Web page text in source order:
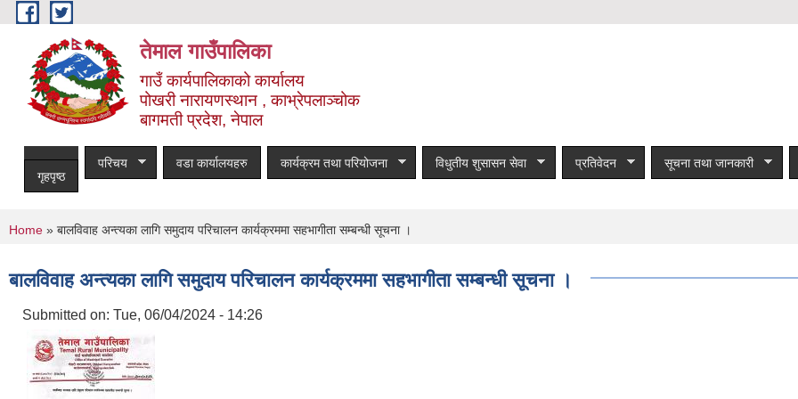
Skip to main content
तेमाल गाउँपालिका
गाउँ कार्यपालिकाको कार्यालय
पोखरी नारायणस्थान , काभ्रेपलाञ्चोक ‌‌‍‍‍‍‍‍
बागमती प्रदेश, नेपाल
गृहपृष्ठ
परिचय वडा कार्यालयहरु कार्यक्रम तथा परियोजना विधुतीय शुसासन सेवा प्रतिवेदन सूचना तथा जानकारी
You are here
Home » बालविवाह अन्त्यका लागि समुदाय परिचालन कार्यक्रममा सहभागीता सम्बन्धी सूचना ।
बालविवाह अन्त्यका लागि समुदाय परिचालन कार्यक्रममा सहभागीता सम्बन्धी सूचना ।
Submitted on: Tue, 06/04/2024 - 14:26